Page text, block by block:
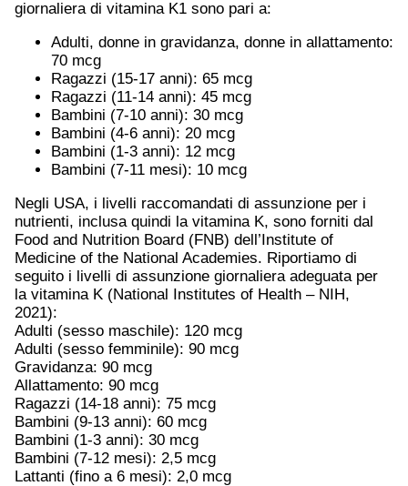
giornaliera di vitamina K1 sono pari a:
Adulti, donne in gravidanza, donne in allattamento:
70 mcg
Ragazzi (15-17 anni): 65 mcg
Ragazzi (11-14 anni): 45 mcg
Bambini (7-10 anni): 30 mcg
Bambini (4-6 anni): 20 mcg
Bambini (1-3 anni): 12 mcg
Bambini (7-11 mesi): 10 mcg
Negli USA, i livelli raccomandati di assunzione per i
nutrienti, inclusa quindi la vitamina K, sono forniti dal
Food and Nutrition Board (FNB) dell’Institute of
Medicine of the National Academies. Riportiamo di
seguito i livelli di assunzione giornaliera adeguata per
la vitamina K (National Institutes of Health – NIH,
2021):
Adulti (sesso maschile): 120 mcg
Adulti (sesso femminile): 90 mcg
Gravidanza: 90 mcg
Allattamento: 90 mcg
Ragazzi (14-18 anni): 75 mcg
Bambini (9-13 anni): 60 mcg
Bambini (1-3 anni): 30 mcg
Bambini (7-12 mesi): 2,5 mcg
Lattanti (fino a 6 mesi): 2,0 mcg